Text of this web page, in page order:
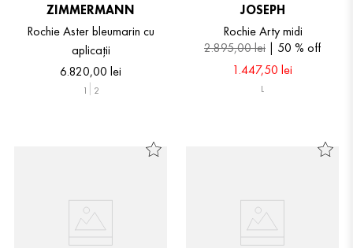
ZIMMERMANN
Rochie Aster bleumarin cu
aplicații
6.820,00 lei
1 2
JOSEPH
Rochie Arty midi
2.895,00lei 50 % off
1.447,50 lei
L